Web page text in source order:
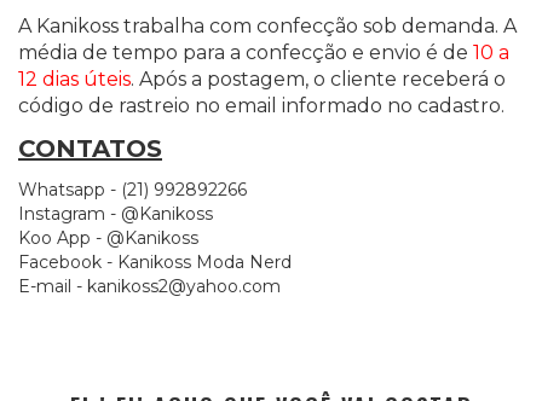
A Kanikoss trabalha com confecção sob demanda. A
média de tempo para a confecção e envio é de 10 a
12 dias úteis. Após a postagem, o cliente receberá o
código de rastreio no email informado no cadastro.
CONTATOS
Whatsapp - (21) 992892266
Instagram - @Kanikoss
Koo App - @Kanikoss
Facebook - Kanikoss Moda Nerd
E-mail - kanikoss2@yahoo.com